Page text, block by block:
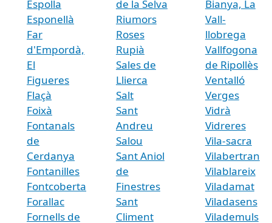
Espolla
Esponellà
Far
d'Empordà,
El
Figueres
Flaçà
Foixà
Fontanals
de
Cerdanya
Fontanilles
Fontcoberta
Forallac
Fornells de
de la Selva
Riumors
Roses
Rupià
Sales de
Llierca
Salt
Sant
Andreu
Salou
Sant Aniol
de
Finestres
Sant
Climent
Bianya, La
Vall-
llobrega
Vallfogona
de Ripollès
Ventalló
Verges
Vidrà
Vidreres
Vila-sacra
Vilabertran
Vilablareix
Viladamat
Viladasens
Vilademuls